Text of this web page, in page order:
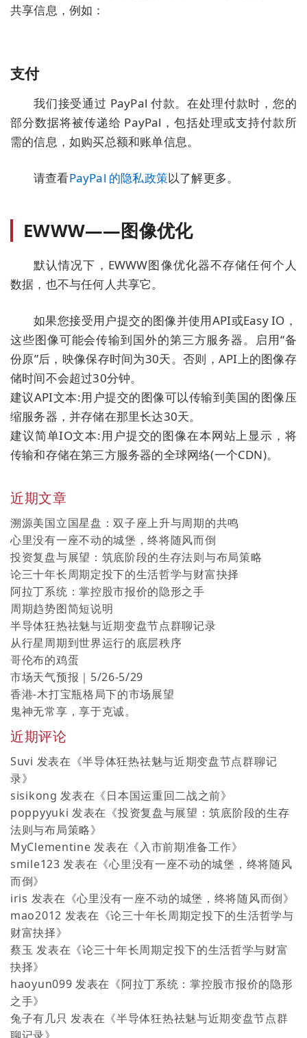
共享信息，例如：
支付
我们接受通过 PayPal 付款。在处理付款时，您的
部分数据将被传递给 PayPal，包括处理或支持付款所
需的信息，如购买总额和账单信息。
请查看PayPal 的隐私政策以了解更多。
EWWW——图像优化
默认情况下，EWWW图像优化器不存储任何个人
数据，也不与任何人共享它。
如果您接受用户提交的图像并使用API或Easy IO，
这些图像可能会传输到国外的第三方服务器。启用“备
份原”后，映像保存时间为30天。否则，API上的图像存
储时间不会超过30分钟。
建议API文本:用户提交的图像可以传输到美国的图像压
缩服务器，并存储在那里长达30天。
建议简单IO文本:用户提交的图像在本网站上显示，将
传输和存储在第三方服务器的全球网络(一个CDN)。
近期文章
溯源美国立国星盘：双子座上升与周期的共鸣
心里没有一座不动的城堡，终将随风而倒
投资复盘与展望：筑底阶段的生存法则与布局策略
论三十年长周期定投下的生活哲学与财富抉择
阿拉丁系统：掌控股市报价的隐形之手
周期趋势图简短说明
半导体狂热祛魅与近期变盘节点群聊记录
从行星周期到世界运行的底层秩序
哥伦布的鸡蛋
市场天气预报｜5/26-5/29
香港-木打宝瓶格局下的市场展望
鬼神无常享，享于克诚。
近期评论
Suvi 发表在《半导体狂热祛魅与近期变盘节点群聊记
录》
sisikong 发表在《日本国运重回二战之前》
poppyyuki 发表在《投资复盘与展望：筑底阶段的生存
法则与布局策略》
MyClementine 发表在《入市前期准备工作》
smile123 发表在《心里没有一座不动的城堡，终将随风
而倒》
iris 发表在《心里没有一座不动的城堡，终将随风而倒》
mao2012 发表在《论三十年长周期定投下的生活哲学与
财富抉择》
蔡玉 发表在《论三十年长周期定投下的生活哲学与财富
抉择》
haoyun099 发表在《阿拉丁系统：掌控股市报价的隐形
之手》
兔子有几只 发表在《半导体狂热祛魅与近期变盘节点群